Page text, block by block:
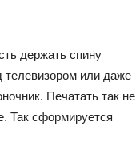
держать спину
телевизором или даже
Печатать так не
Так сформируется